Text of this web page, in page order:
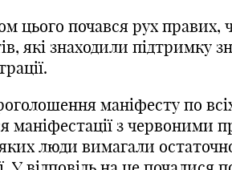
цього почався рух правих,
які знаходили підтримку
маніфесту по
маніфестації з червоними
люди вимагали